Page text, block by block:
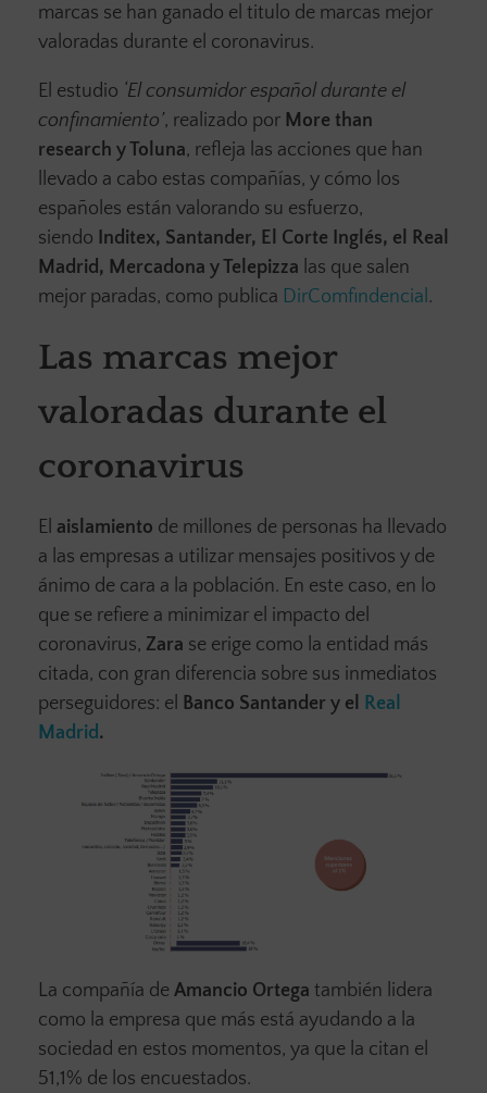
marcas se han ganado el titulo de marcas mejor
valoradas durante el coronavirus.
El estudio ‘El consumidor español durante el
confinamiento’, realizado por More than
research y Toluna, refleja las acciones que han
llevado a cabo estas compañías, y cómo los
españoles están valorando su esfuerzo,
siendo Inditex, Santander, El Corte Inglés, el Real
Madrid, Mercadona y Telepizza las que salen
mejor paradas, como publica DirComfindencial .
Las marcas mejor
valoradas durante el
coronavirus
El aislamiento de millones de personas ha llevado
a las empresas a utilizar mensajes positivos y de
ánimo de cara a la población. En este caso, en lo
que se refiere a minimizar el impacto del
coronavirus, Zara se erige como la entidad más
citada, con gran diferencia sobre sus inmediatos
perseguidores: el
Banco Santander y el
Real
Madrid.
La compañía de Amancio Ortega también lidera
como la empresa que más está ayudando a la
sociedad en estos momentos, ya que la citan el
51,1% de los encuestados.